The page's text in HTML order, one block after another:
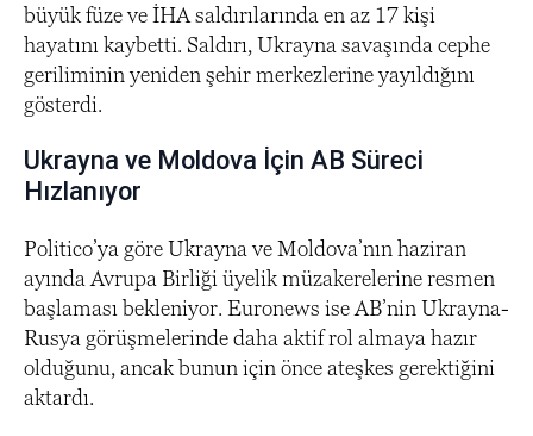
büyük füze ve İHA saldırılarında en az 17 kişi
hayatını kaybetti. Saldırı, Ukrayna savaşında cephe
geriliminin yeniden şehir merkezlerine yayıldığını
gösterdi.
Ukrayna ve Moldova İçin AB Süreci
Hızlanıyor
Politico’ya göre Ukrayna ve Moldova’nın haziran
ayında Avrupa Birliği üyelik müzakerelerine resmen
başlaması bekleniyor. Euronews ise AB’nin Ukrayna-
Rusya görüşmelerinde daha aktif rol almaya hazır
olduğunu, ancak bunun için önce ateşkes gerektiğini
aktardı.